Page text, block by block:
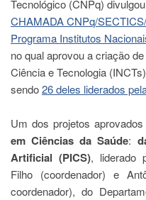
Estudantil
Formulários
Diplomas
Disponíveis
Aluno
Sistema
Júpiter
PÓS-
GRADUAÇÃO
Tecnológico (CNPq)
CHAMADA CNPq/
Programa Institutos
no qual aprovou a criação
Ciência e Tecnologia
sendo26 deles liderados
Um dos projetos
em Ciências da Saúde:
Artificial (PICS), liderado
Filho (coordenador) e
coordenador), do